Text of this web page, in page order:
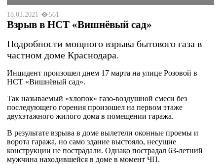
18.03.2021 561
Взрыв в НСТ «Вишнёвый сад»
Подробности мощного взрыва бытового газа в
частном доме Краснодара.
Инцидент произошел днем 17 марта на улице Розовой в
НСТ «Вишнёвый сад».
Так называемый «хлопок» газо-воздушной смеси без
последующего горения произошел на первом этаже
двухэтажного жилого дома в помещении гаража.
В результате взрыва в доме вылетели оконные проемы и
ворота гаража, но само здание выстояло, несущие
конструкции не пострадали. Однако пострадал 63-летний
мужчина находившейся в доме в момент ЧП.